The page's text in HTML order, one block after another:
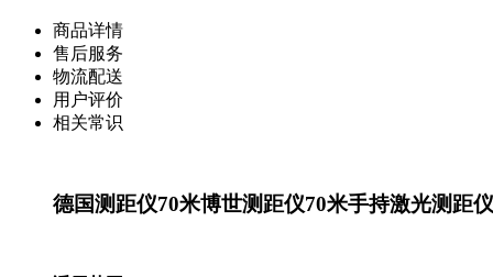
商品详情
售后服务
物流配送
用户评价
相关常识
德国测距仪70米博世测距仪70米手持激光测距